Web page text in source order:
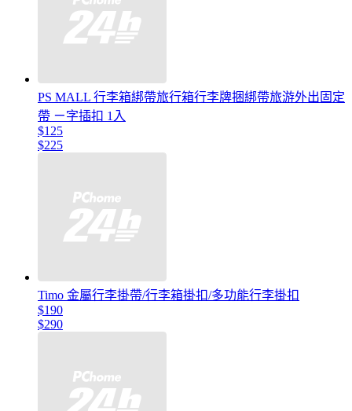
PS MALL 行李箱綁帶旅行箱行李牌捆綁帶旅游外出固定
帶 ㄧ字插扣 1入
$125
$225
Timo 金屬行李掛帶/行李箱掛扣/多功能行李掛扣
$190
$290